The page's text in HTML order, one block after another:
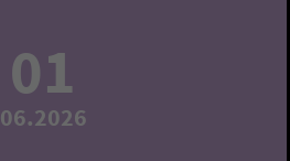
01
06.2026